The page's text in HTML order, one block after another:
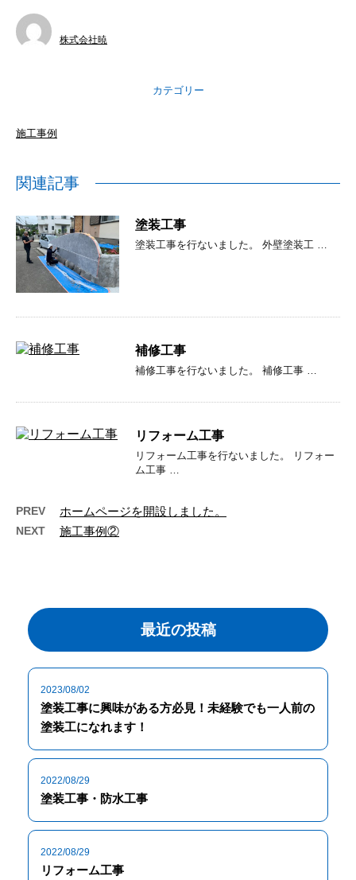
株式会社暁
カテゴリー
施工事例
関連記事
塗装工事
塗装工事を行ないました。 外壁塗装工 …
補修工事
補修工事を行ないました。 補修工事 …
リフォーム工事
リフォーム工事を行ないました。 リフォー
ム工事 …
PREV ホームページを開設しました。
NEXT 施工事例②
最近の投稿
2023/08/02
塗装工事に興味がある方必見！未経験でも一人前の
塗装工になれます！
2022/08/29
塗装工事・防水工事
2022/08/29
リフォーム工事